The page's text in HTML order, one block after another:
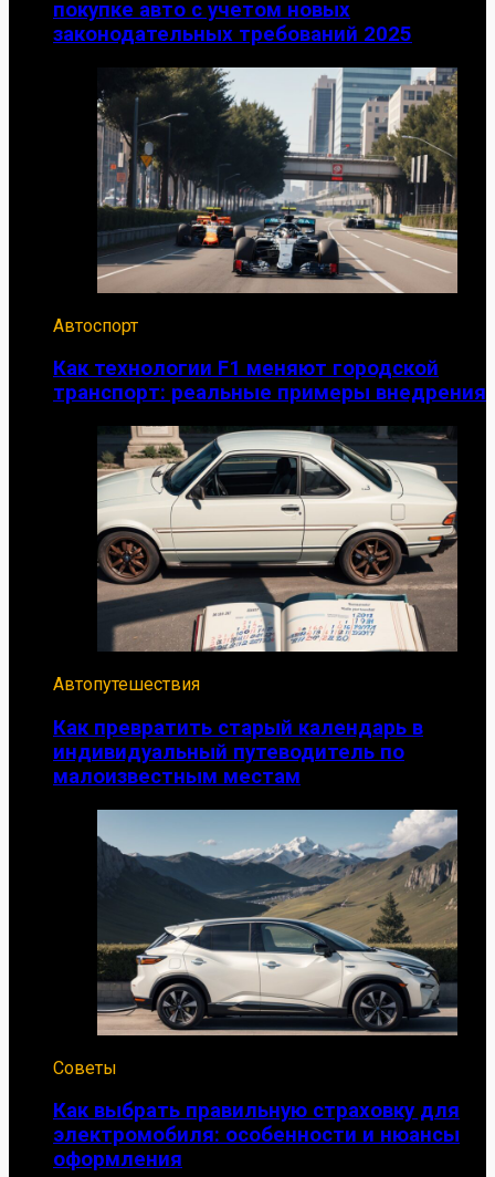
покупке авто с учетом новых
законодательных требований 2025
Автоспорт
Как технологии F1 меняют городской
транспорт: реальные примеры внедрения
Автопутешествия
Как превратить старый календарь в
индивидуальный путеводитель по
малоизвестным местам
Советы
Как выбрать правильную страховку для
электромобиля: особенности и нюансы
оформления